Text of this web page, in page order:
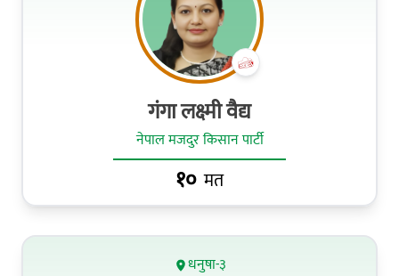
गंगा लक्ष्मी वैद्य
नेपाल मजदुर किसान पार्टी
१० मत
धनुषा-३